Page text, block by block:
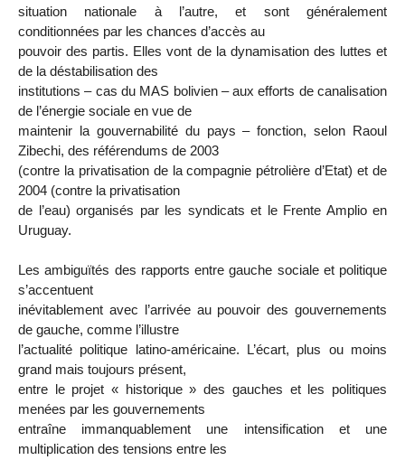
situation nationale à l’autre, et sont généralement
conditionnées par les chances d’accès au
pouvoir des partis. Elles vont de la dynamisation des luttes et
de la déstabilisation des
institutions – cas du MAS bolivien – aux efforts de canalisation
de l’énergie sociale en vue de
maintenir la gouvernabilité du pays – fonction, selon Raoul
Zibechi, des référendums de 2003
(contre la privatisation de la compagnie pétrolière d’Etat) et de
2004 (contre la privatisation
de l’eau) organisés par les syndicats et le Frente Amplio en
Uruguay.
Les ambiguïtés des rapports entre gauche sociale et politique
s’accentuent
inévitablement avec l’arrivée au pouvoir des gouvernements
de gauche, comme l’illustre
l’actualité politique latino-américaine. L’écart, plus ou moins
grand mais toujours présent,
entre le projet « historique » des gauches et les politiques
menées par les gouvernements
entraîne immanquablement une intensification et une
multiplication des tensions entre les